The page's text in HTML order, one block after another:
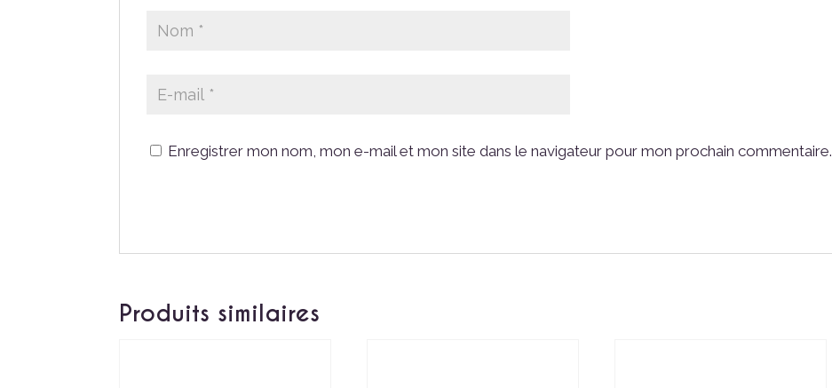
Enregistrer mon nom, mon e-mail et mon site dans le navigateur pour mon prochain commentaire.
Produits similaires